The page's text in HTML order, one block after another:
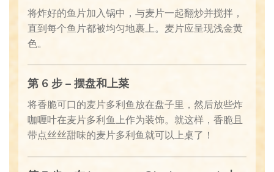
将炸好的鱼片加入锅中，与麦片一起翻炒并搅拌，
直到每个鱼片都被均匀地裹上。麦片应呈现浅金黄
色。
第 6 步 – 摆盘和上菜
将香脆可口的麦片多利鱼放在盘子里，然后放些炸
咖喱叶在麦片多利鱼上作为装饰。就这样，香脆且
带点丝丝甜味的麦片多利鱼就可以上桌了！